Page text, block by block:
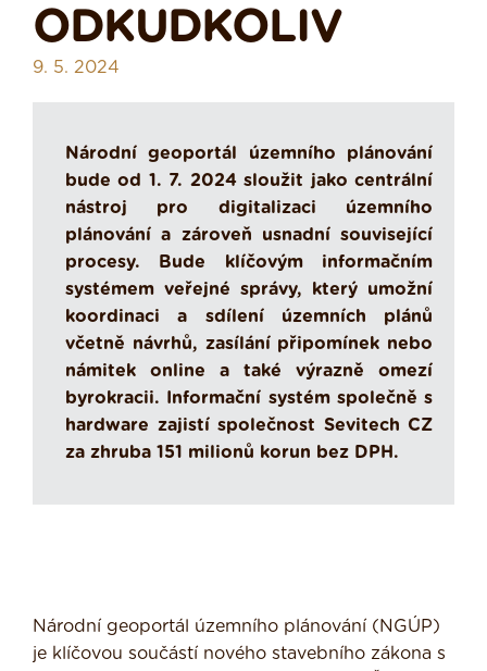
ODKUDKOLIV
9. 5. 2024
Národní geoportál územního plánování
bude od 1. 7. 2024 sloužit jako centrální
nástroj pro digitalizaci územního
plánování a zároveň usnadní související
procesy. Bude klíčovým informačním
systémem veřejné správy, který umožní
koordinaci a sdílení územních plánů
včetně návrhů, zasílání připomínek nebo
námitek online a také výrazně omezí
byrokracii. Informační systém společně s
hardware zajistí společnost Sevitech CZ
za zhruba 151 milionů korun bez DPH.
Národní geoportál územního plánování (NGÚP)
je klíčovou součástí nového stavebního zákona s